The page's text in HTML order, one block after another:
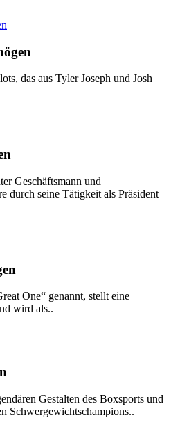
das aus Tyler Joseph und Josh
Geschäftsmann und
durch seine Tätigkeit als Präsident
One“ genannt, stellt eine
wird als..
Gestalten des Boxsports und
Schwergewichtschampions..